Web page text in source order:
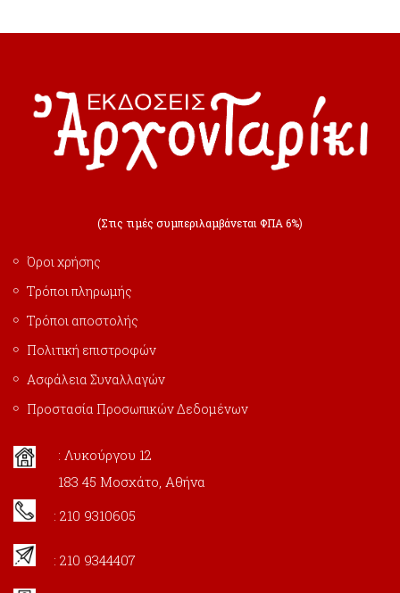
(Στις τιμές συμπεριλαμβάνεται ΦΠΑ 6%)
Όροι χρήσης
Τρόποι πληρωμής
Τρόποι αποστολής
Πολιτική επιστροφών
Ασφάλεια Συναλλαγών
Προστασία Προσωπικών Δεδομένων
: Λυκούργου 12
183 45 Μοσχάτο, Αθήνα
: 210 9310605
: 210 9344407